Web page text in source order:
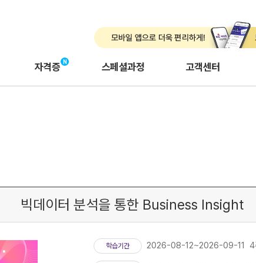
자격증 스페셜과정 고객센터
빅데이터 분석을 통한 Business Insight
학습기간 2026-08-12~2026-09-11 4